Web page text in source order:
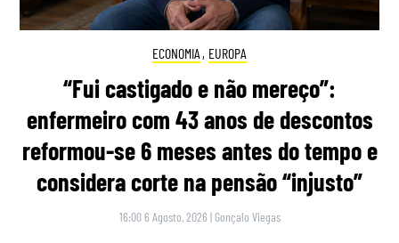
ECONOMIA , EUROPA
“Fui castigado e não mereço”:
enfermeiro com 43 anos de descontos
reformou-se 6 meses antes do tempo e
considera corte na pensão “injusto”
16:00 6 Agosto, 2026 | Gonçalo Viegas